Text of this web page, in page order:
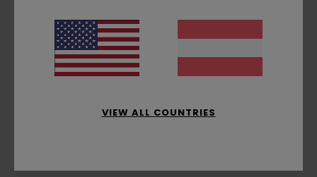
Preis-Leistungs-Verhältnis
VIEW ALL COUNTRIES